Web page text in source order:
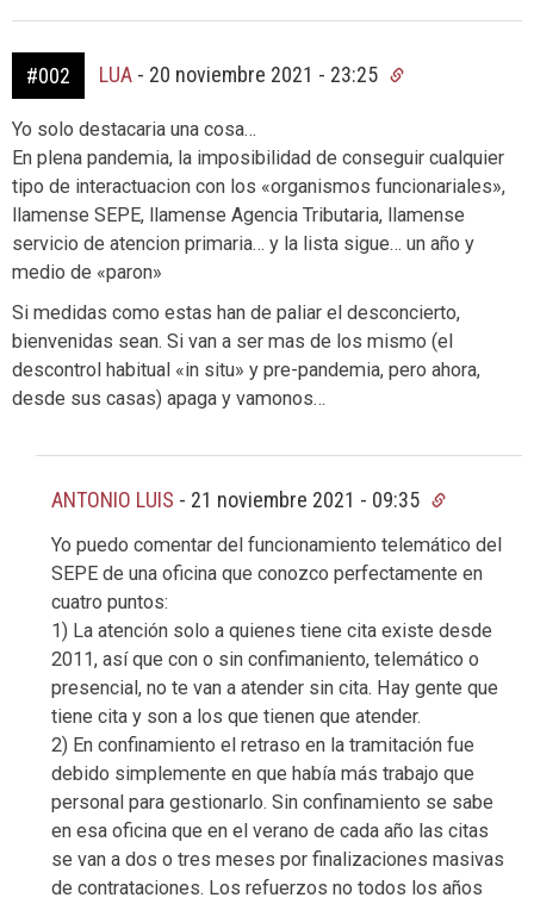
#002 LUA - 20 noviembre 2021 - 23:25
Yo solo destacaria una cosa…
En plena pandemia, la imposibilidad de conseguir cualquier
tipo de interactuacion con los «organismos funcionariales»,
llamense SEPE, llamense Agencia Tributaria, llamense
servicio de atencion primaria… y la lista sigue… un año y
medio de «paron»
Si medidas como estas han de paliar el desconcierto,
bienvenidas sean. Si van a ser mas de los mismo (el
descontrol habitual «in situ» y pre-pandemia, pero ahora,
desde sus casas) apaga y vamonos…
ANTONIO LUIS - 21 noviembre 2021 - 09:35
Yo puedo comentar del funcionamiento telemático del
SEPE de una oficina que conozco perfectamente en
cuatro puntos:
1) La atención solo a quienes tiene cita existe desde
2011, así que con o sin confimaniento, telemático o
presencial, no te van a atender sin cita. Hay gente que
tiene cita y son a los que tienen que atender.
2) En confinamiento el retraso en la tramitación fue
debido simplemente en que había más trabajo que
personal para gestionarlo. Sin confinamiento se sabe
en esa oficina que en el verano de cada año las citas
se van a dos o tres meses por finalizaciones masivas
de contrataciones. Los refuerzos no todos los años